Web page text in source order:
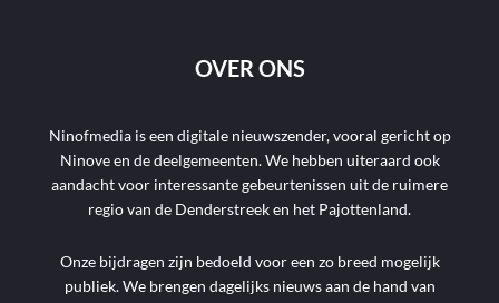
OVER ONS
Ninofmedia is een digitale nieuwszender, vooral gericht op
Ninove en de deelgemeenten. We hebben uiteraard ook
aandacht voor interessante gebeurtenissen uit de ruimere
regio van de Denderstreek en het Pajottenland.
Onze bijdragen zijn bedoeld voor een zo breed mogelijk
publiek. We brengen dagelijks nieuws aan de hand van